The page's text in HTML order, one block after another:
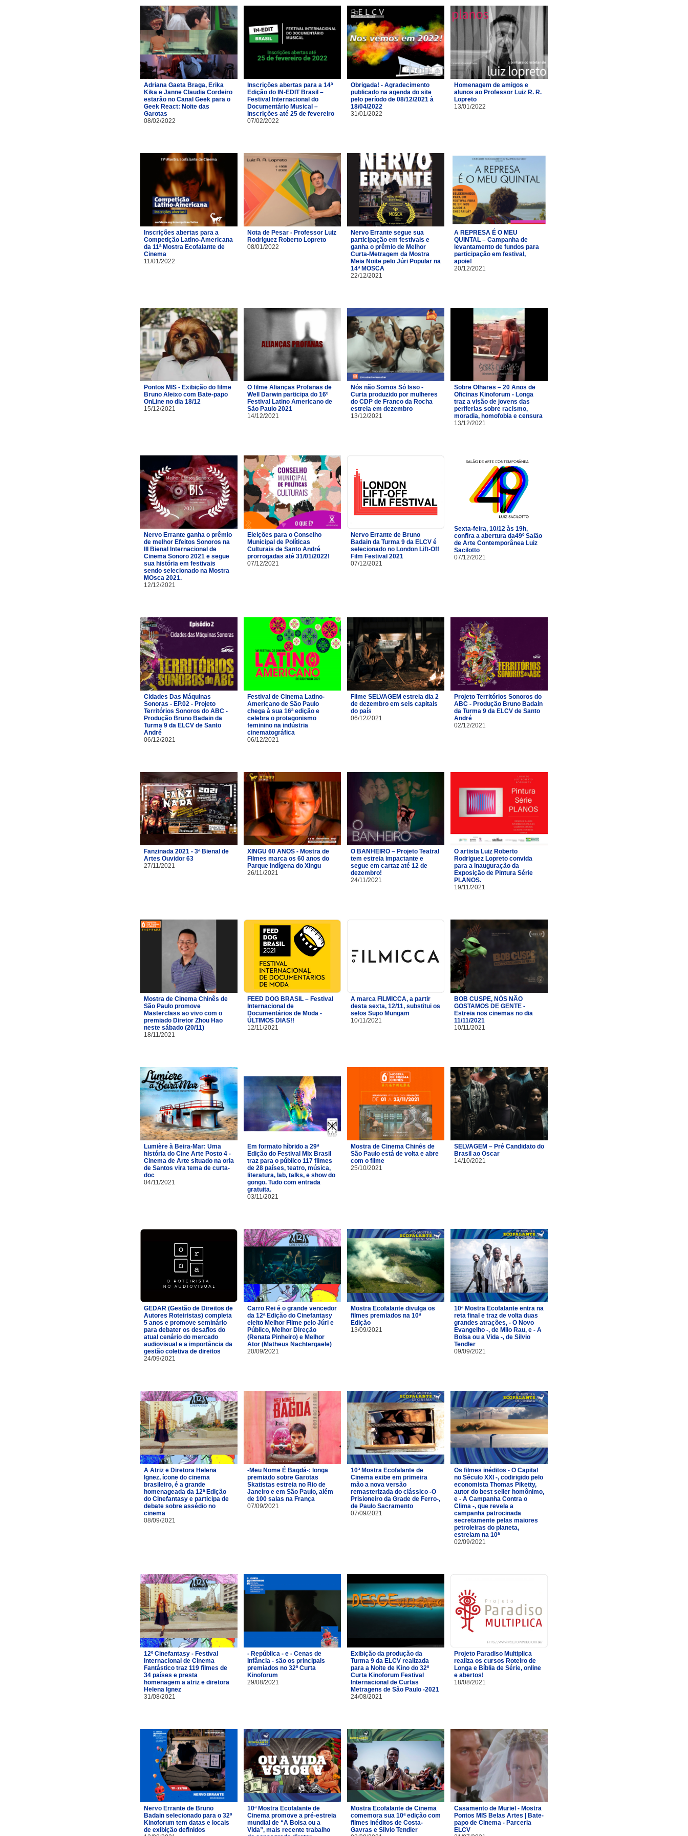
Adriana Gaeta Braga, Erika
Kika e Janne Claudia Cordeiro
estarão no Canal Geek para o
Geek React: Noite das
Garotas
08/02/2022
Inscrições abertas para a 14ª
Edição do IN-EDIT Brasil –
Festival Internacional do
Documentário Musical –
Inscrições até 25 de fevereiro
07/02/2022
Obrigada! - Agradecimento
publicado na agenda do site
pelo período de 08/12/2021 à
18/04/2022
31/01/2022
Homenagem de amigos e
alunos ao Professor Luiz R. R.
Lopreto
13/01/2022
Inscrições abertas para a
Competição Latino-Americana
da 11ª Mostra Ecofalante de
Cinema
11/01/2022
Nota de Pesar - Professor Luiz
Rodriguez Roberto Lopreto
08/01/2022
Nervo Errante segue sua
participação em festivais e
ganha o prêmio de Melhor
Curta-Metragem da Mostra
Meia Noite pelo Júri Popular na
14ª MOSCA
22/12/2021
A REPRESA É O MEU
QUINTAL – Campanha de
levantamento de fundos para
participação em festival,
apoie!
20/12/2021
Pontos MIS - Exibição do filme
Bruno Aleixo com Bate-papo
OnLine no dia 18/12
15/12/2021
O filme Alianças Profanas de
Well Darwin participa do 16º
Festival Latino Americano de
São Paulo 2021
14/12/2021
Nós não Somos Só Isso -
Curta produzido por mulheres
do CDP de Franco da Rocha
estreia em dezembro
13/12/2021
Sobre Olhares – 20 Anos de
Oficinas Kinoforum - Longa
traz a visão de jovens das
periferias sobre racismo,
moradia, homofobia e censura
13/12/2021
Nervo Errante ganha o prêmio
de melhor Efeitos Sonoros na
III Bienal Internacional de
Cinema Sonoro 2021 e segue
sua história em festivais
sendo selecionado na Mostra
MOsca 2021.
12/12/2021
Eleições para o Conselho
Municipal de Políticas
Culturais de Santo André
prorrogadas até 31/01/2022!
07/12/2021
Nervo Errante de Bruno
Badain da Turma 9 da ELCV é
selecionado no London Lift-Off
Film Festival 2021
07/12/2021
Sexta-feira, 10/12 às 19h,
confira a abertura da49º Salão
de Arte Contemporânea Luiz
Sacilotto
07/12/2021
Cidades Das Máquinas
Sonoras - EP.02 - Projeto
Territórios Sonoros do ABC -
Produção Bruno Badain da
Turma 9 da ELCV de Santo
André
06/12/2021
Festival de Cinema Latino-
Americano de São Paulo
chega à sua 16ª edição e
celebra o protagonismo
feminino na indústria
cinematográfica
06/12/2021
Filme SELVAGEM estreia dia 2
de dezembro em seis capitais
do país
06/12/2021
Projeto Territórios Sonoros do
ABC - Produção Bruno Badain
da Turma 9 da ELCV de Santo
André
02/12/2021
Fanzinada 2021 - 3ª Bienal de
Artes Ouvidor 63
27/11/2021
XINGU 60 ANOS - Mostra de
Filmes marca os 60 anos do
Parque Indígena do Xingu
26/11/2021
O BANHEIRO – Projeto Teatral
tem estreia impactante e
segue em cartaz até 12 de
dezembro!
24/11/2021
O artista Luiz Roberto
Rodriguez Lopreto convida
para a inauguração da
Exposição de Pintura Série
PLANOS.
19/11/2021
Mostra de Cinema Chinês de
São Paulo promove
Masterclass ao vivo com o
premiado Diretor Zhou Hao
neste sábado (20/11)
18/11/2021
FEED DOG BRASIL – Festival
Internacional de
Documentários de Moda -
ÚLTIMOS DIAS!!
12/11/2021
A marca FILMICCA, a partir
desta sexta, 12/11, substitui os
selos Supo Mungam
10/11/2021
BOB CUSPE, NÓS NÃO
GOSTAMOS DE GENTE -
Estreia nos cinemas no dia
11/11/2021
10/11/2021
Lumière à Beira-Mar: Uma
história do Cine Arte Posto 4 -
Cinema de Arte situado na orla
de Santos vira tema de curta-
doc
04/11/2021
Em formato híbrido a 29ª
Edição do Festival Mix Brasil
traz para o público 117 filmes
de 28 países, teatro, música,
literatura, lab, talks, e show do
gongo. Tudo com entrada
gratuita.
03/11/2021
Mostra de Cinema Chinês de
São Paulo está de volta e abre
com o filme
25/10/2021
SELVAGEM – Pré Candidato do
Brasil ao Oscar
14/10/2021
GEDAR (Gestão de Direitos de
Autores Roteiristas) completa
5 anos e promove seminário
para debater os desafios do
atual cenário do mercado
audiovisual e a importância da
gestão coletiva de direitos
24/09/2021
Carro Rei é o grande vencedor
da 12ª Edição do Cinefantasy
eleito Melhor Filme pelo Júri e
Público, Melhor Direção
(Renata Pinheiro) e Melhor
Ator (Matheus Nachtergaele)
20/09/2021
Mostra Ecofalante divulga os
filmes premiados na 10ª
Edição
13/09/2021
10ª Mostra Ecofalante entra na
reta final e traz de volta duas
grandes atrações, - O Novo
Evangelho -, de Milo Rau, e - A
Bolsa ou a Vida -, de Silvio
Tendler
09/09/2021
A Atriz e Diretora Helena
Ignez, ícone do cinema
brasileiro, é a grande
homenageada da 12ª Edição
do Cinefantasy e participa de
debate sobre assédio no
cinema
08/09/2021
-Meu Nome É Bagdá-: longa
premiado sobre Garotas
Skatistas estreia no Rio de
Janeiro e em São Paulo, além
de 100 salas na França
07/09/2021
10ª Mostra Ecofalante de
Cinema exibe em primeira
mão a nova versão
remasterizada do clássico -O
Prisioneiro da Grade de Ferro-,
de Paulo Sacramento
07/09/2021
Os filmes inéditos - O Capital
no Século XXI -, codirigido pelo
economista Thomas Piketty,
autor do best seller homônimo,
e - A Campanha Contra o
Clima -, que revela a
campanha patrocinada
secretamente pelas maiores
petroleiras do planeta,
estreiam na 10ª
02/09/2021
12º Cinefantasy - Festival
Internacional de Cinema
Fantástico traz 119 filmes de
34 países e presta
homenagem a atriz e diretora
Helena Ignez
31/08/2021
- República - e - Cenas de
Infância - são os principais
premiados no 32º Curta
Kinoforum
29/08/2021
Exibição da produção da
Turma 9 da ELCV realizada
para a Noite de Kino do 32º
Curta Kinoforum Festival
Internacional de Curtas
Metragens de São Paulo -2021
24/08/2021
Projeto Paradiso Multiplica
realiza os cursos Roteiro de
Longa e Bíblia de Série, online
e abertos!
18/08/2021
Nervo Errante de Bruno
Badain selecionado para o 32º
Kinoforum tem datas e locais
de exibição definidos
10ª Mostra Ecofalante de
Cinema promove a pré-estreia
mundial de “A Bolsa ou a
Vida”, mais recente trabalho
Mostra Ecofalante de Cinema
comemora sua 10ª edição com
filmes inéditos de Costa-
Gavras e Silvio Tendler
Casamento de Muriel - Mostra
Pontos MIS Belas Artes | Bate-
papo de Cinema - Parceria
ELCV